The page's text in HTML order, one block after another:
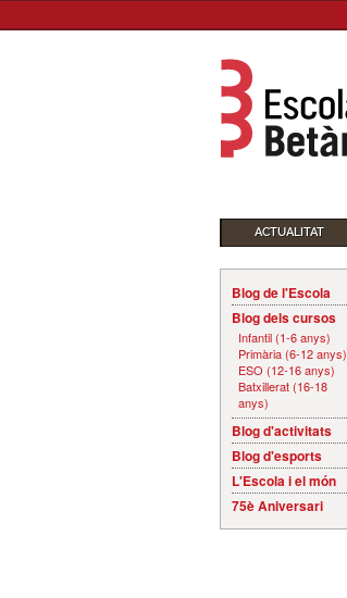
ACTUALITAT
Blog de l'Escola
Blog dels cursos
Infantil (1-6 anys)
Primària (6-12 anys)
ESO (12-16 anys)
Batxillerat (16-18
anys)
Blog d'activitats
Blog d'esports
L'Escola i el món
75è Aniversari